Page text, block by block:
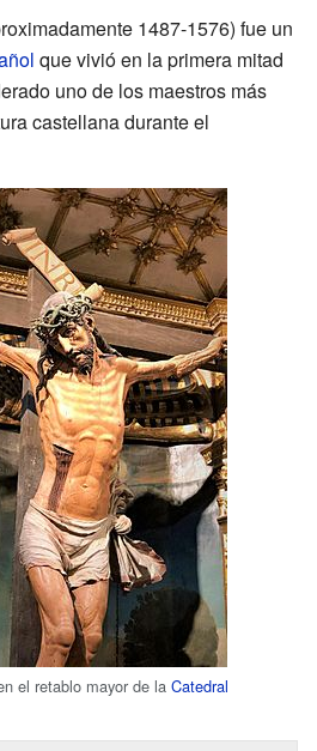
1487-1576) fue un
que vivió en la primera mitad
uno de los maestros más
castellana durante el
el retablo mayor de la Catedral